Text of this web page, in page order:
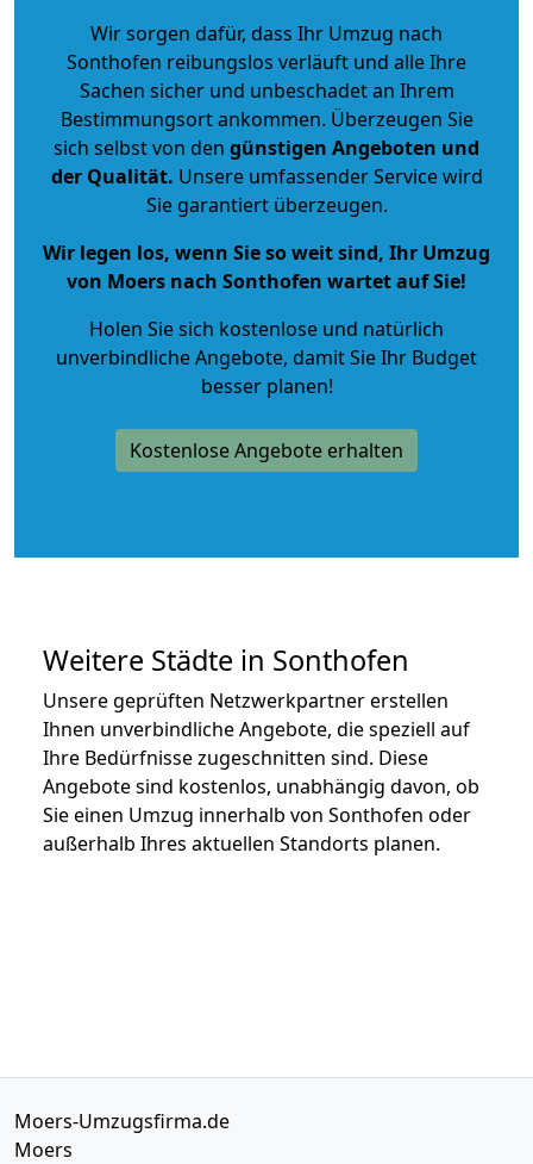
Wir sorgen dafür, dass Ihr Umzug nach
Sonthofen reibungslos verläuft und alle Ihre
Sachen sicher und unbeschadet an Ihrem
Bestimmungsort ankommen. Überzeugen Sie
sich selbst von den günstigen Angeboten und
der Qualität. Unsere umfassender Service wird
Sie garantiert überzeugen.
Wir legen los, wenn Sie so weit sind, Ihr Umzug
von Moers nach Sonthofen wartet auf Sie!
Holen Sie sich kostenlose und natürlich
unverbindliche Angebote, damit Sie Ihr Budget
besser planen!
Kostenlose Angebote erhalten
Weitere Städte in Sonthofen
Unsere geprüften Netzwerkpartner erstellen
Ihnen unverbindliche Angebote, die speziell auf
Ihre Bedürfnisse zugeschnitten sind. Diese
Angebote sind kostenlos, unabhängig davon, ob
Sie einen Umzug innerhalb von Sonthofen oder
außerhalb Ihres aktuellen Standorts planen.
Moers-Umzugsfirma.de
Moers